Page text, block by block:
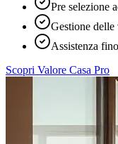
Pre selezione
Gestione delle
Assistenza
Scopri Valore Casa Pro